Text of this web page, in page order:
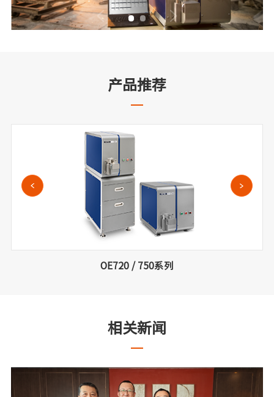
产品推荐
OE720 / 750系列
相关新闻